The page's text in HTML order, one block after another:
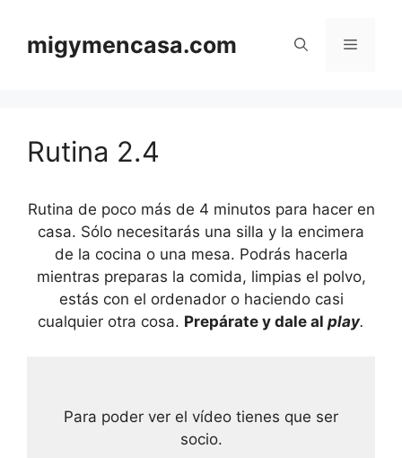
contenido
migymencasa.com Menú
Rutina 2.4
Rutina de poco más de 4 minutos para hacer en
casa. Sólo necesitarás una silla y la encimera
de la cocina o una mesa. Podrás hacerla
mientras preparas la comida, limpias el polvo,
estás con el ordenador o haciendo casi
cualquier otra cosa. Prepárate y dale al play.
Para poder ver el vídeo tienes que ser
socio.